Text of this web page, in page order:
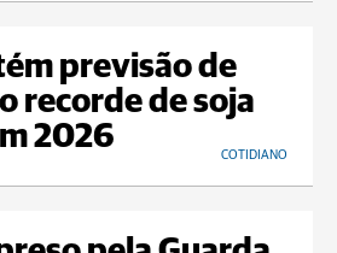
previsão de
recorde de soja
2026
COTIDIANO